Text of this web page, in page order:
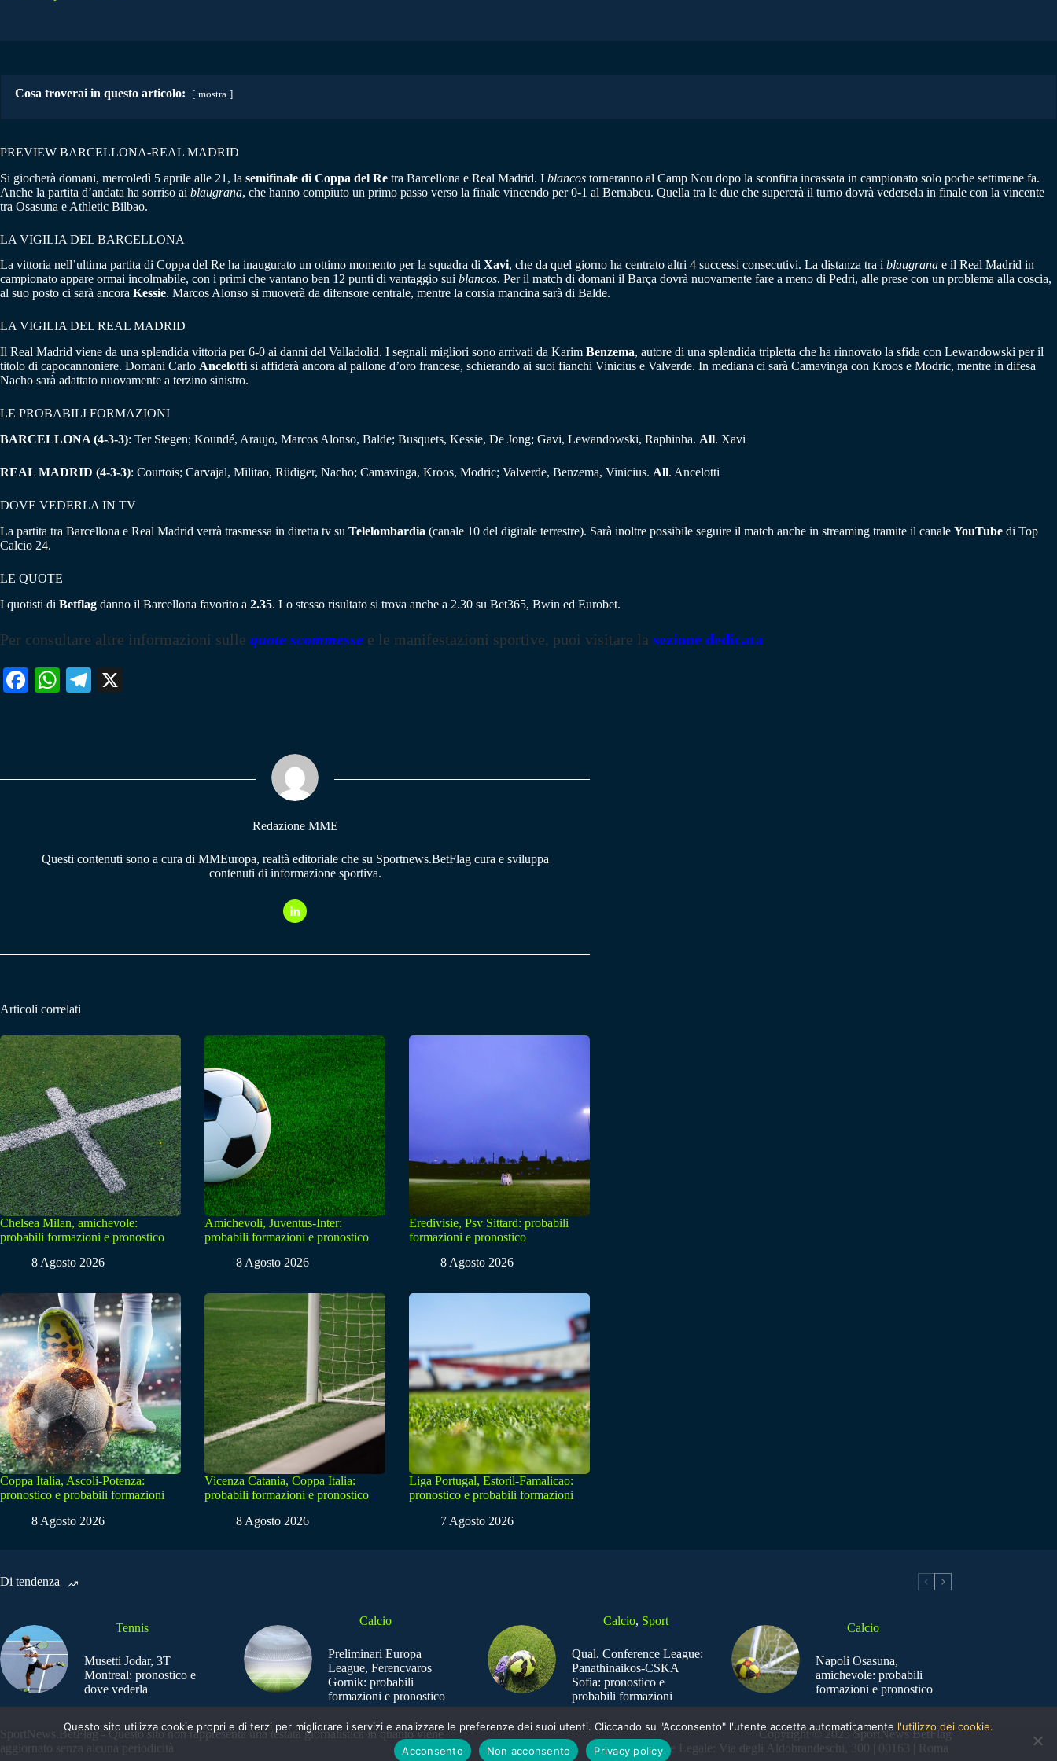
Cosa troverai in questo articolo: mostra
PREVIEW BARCELLONA-REAL MADRID
Si giocherà domani, mercoledì 5 aprile alle 21, la semifinale di Coppa del Re tra Barcellona e Real Madrid. I blancos torneranno al Camp Nou dopo la sconfitta incassata in campionato solo poche settimane fa.
Anche la partita d’andata ha sorriso ai blaugrana, che hanno compiuto un primo passo verso la finale vincendo per 0-1 al Bernabeu. Quella tra le due che supererà il turno dovrà vedersela in finale con la vincente
tra Osasuna e Athletic Bilbao.
LA VIGILIA DEL BARCELLONA
La vittoria nell’ultima partita di Coppa del Re ha inaugurato un ottimo momento per la squadra di Xavi, che da quel giorno ha centrato altri 4 successi consecutivi. La distanza tra i blaugrana e il Real Madrid in
campionato appare ormai incolmabile, con i primi che vantano ben 12 punti di vantaggio sui blancos. Per il match di domani il Barça dovrà nuovamente fare a meno di Pedri, alle prese con un problema alla coscia,
al suo posto ci sarà ancora Kessie. Marcos Alonso si muoverà da difensore centrale, mentre la corsia mancina sarà di Balde.
LA VIGILIA DEL REAL MADRID
Il Real Madrid viene da una splendida vittoria per 6-0 ai danni del Valladolid. I segnali migliori sono arrivati da Karim Benzema, autore di una splendida tripletta che ha rinnovato la sfida con Lewandowski per il
titolo di capocannoniere. Domani Carlo Ancelotti si affiderà ancora al pallone d’oro francese, schierando ai suoi fianchi Vinicius e Valverde. In mediana ci sarà Camavinga con Kroos e Modric, mentre in difesa
Nacho sarà adattato nuovamente a terzino sinistro.
LE PROBABILI FORMAZIONI
BARCELLONA (4-3-3): Ter Stegen; Koundé, Araujo, Marcos Alonso, Balde; Busquets, Kessie, De Jong; Gavi, Lewandowski, Raphinha. All. Xavi
REAL MADRID (4-3-3): Courtois; Carvajal, Militao, Rüdiger, Nacho; Camavinga, Kroos, Modric; Valverde, Benzema, Vinicius. All. Ancelotti
DOVE VEDERLA IN TV
La partita tra Barcellona e Real Madrid verrà trasmessa in diretta tv su Telelombardia (canale 10 del digitale terrestre). Sarà inoltre possibile seguire il match anche in streaming tramite il canale YouTube di Top
Calcio 24.
LE QUOTE
I quotisti di Betflag danno il Barcellona favorito a 2.35. Lo stesso risultato si trova anche a 2.30 su Bet365, Bwin ed Eurobet.
Per consultare altre informazioni sulle quote scommesse e le manifestazioni sportive, puoi visitare la sezione dedicata
Fa W
pp
Te
m
Redazione MME
Questi contenuti sono a cura di MMEuropa, realtà editoriale che su Sportnews.BetFlag cura e sviluppa
contenuti di informazione sportiva.
Articoli correlati
Chelsea Milan, amichevole:
probabili formazioni e pronostico
8 Agosto 2026
Amichevoli, Juventus-Inter:
probabili formazioni e pronostico
8 Agosto 2026
Eredivisie, Psv Sittard: probabili
formazioni e pronostico
8 Agosto 2026
Coppa Italia, Ascoli-Potenza:
pronostico e probabili formazioni
8 Agosto 2026
Vicenza Catania, Coppa Italia:
probabili formazioni e pronostico
8 Agosto 2026
Liga Portugal, Estoril-Famalicao:
pronostico e probabili formazioni
7 Agosto 2026
Di tendenza
Tennis
Musetti Jodar, 3T
Montreal: pronostico e
dove vederla
Calcio
Preliminari Europa
League, Ferencvaros
Gornik: probabili
formazioni e pronostico
Calcio, Sport
Qual. Conference League:
Panathinaikos-CSKA
Sofia: pronostico e
probabili formazioni
Calcio
Napoli Osasuna,
amichevole: probabili
formazioni e pronostico
SportNews.BetFlag - Questo sito non rappresenta una testata giornalistica in quanto viene
aggiornato senza alcuna periodicità
Copyright © 2025 SportNews BetFlag
Sede Legale: Via degli Aldobrandeschi, 300 | 00163 | Roma
Questo sito utilizza cookie propri e di terzi per migliorare i servizi e analizzare le preferenze dei suoi utenti. Cliccando su "Acconsento" l'utente accetta automaticamente l'utilizzo dei cookie.
Acconsento
Non acconsento Privacy policy